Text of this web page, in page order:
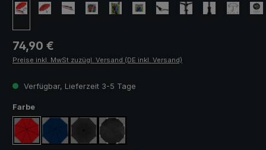
Regulärer Preis:
74,90 €
Preise inkl. MwSt zuzügl. Versand (DE inkl. Versand)
Verfügbar, Lieferzeit 3-5 Tage
Farbeauswählen
rot marineblauschwarz schwarz, mit Reflektoren